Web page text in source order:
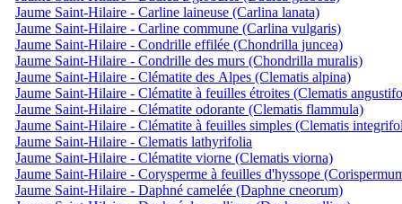
Jaume Saint-Hilaire - Carline laineuse (Carlina lanata)
Jaume Saint-Hilaire - Carline commune (Carlina vulgaris)
Jaume Saint-Hilaire - Condrille effilée (Chondrilla juncea)
Jaume Saint-Hilaire - Condrille des murs (Chondrilla muralis)
Jaume Saint-Hilaire - Clématite des Alpes (Clematis alpina)
Jaume Saint-Hilaire - Clématite à feuilles étroites (Clematis
Jaume Saint-Hilaire - Clématite odorante (Clematis flammula)
Jaume Saint-Hilaire - Clématite à feuilles simples (Clematis
Jaume Saint-Hilaire - Clematis lathyrifolia
Jaume Saint-Hilaire - Clématite viorne (Clematis viorna)
Jaume Saint-Hilaire - Corysperme à feuilles d'hyssope
Jaume Saint-Hilaire - Daphné camelée (Daphne cneorum)